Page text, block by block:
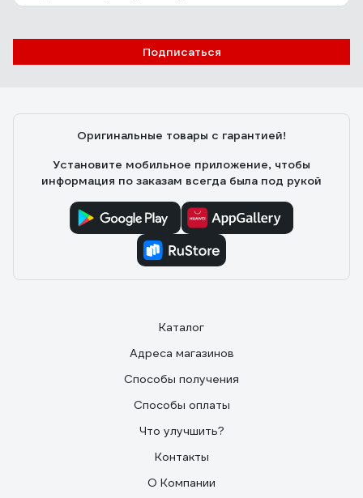
Подписаться
Оригинальные товары с гарантией!
Установите мобильное приложение, чтобы
информация по заказам всегда была под рукой
Каталог
Адреса магазинов
Способы получения
Способы оплаты
Что улучшить?
Контакты
О Компании